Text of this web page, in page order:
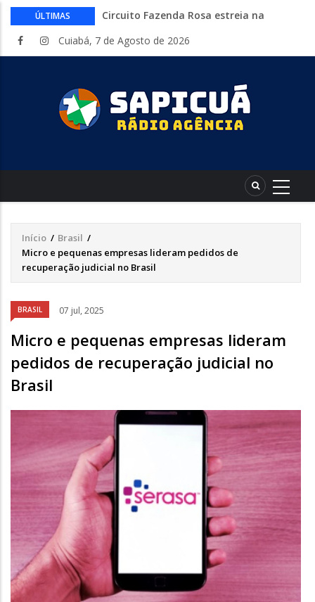
ÚLTIMAS
Circuito Fazenda Rosa estreia na
atividades do agronegócio
sexta-feira
Começa nesta sexta-feira em Cuiabá o
Mato Grosso AgroFestival, com rodeio e
crimes digitais contra menores
CAIXA e iFood facilitam financiamento
entregadores
Cuiabá, 7 de Agosto de 2026
Trilha
de
Início / Brasil /
Micro e pequenas empresas lideram pedidos de
recuperação judicial no Brasil
BRASIL 07 jul, 2025
Micro e pequenas empresas lideram
pedidos de recuperação judicial no
Brasil
Áudio